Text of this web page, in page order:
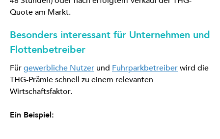
Quote am Markt.
Besonders interessant für Unternehmen und
Flottenbetreiber
Fürgewerbliche Nutzer und Fuhrparkbetreiberwird die
THG-Prämie schnell zu einem relevanten
Wirtschaftsfaktor.
Ein Beispiel: